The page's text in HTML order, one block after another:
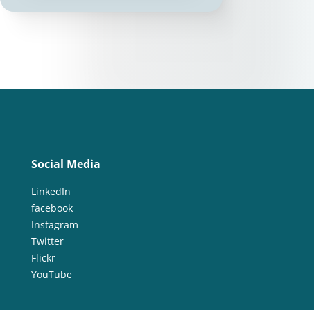
Social Media
LinkedIn
facebook
Instagram
Twitter
Flickr
YouTube